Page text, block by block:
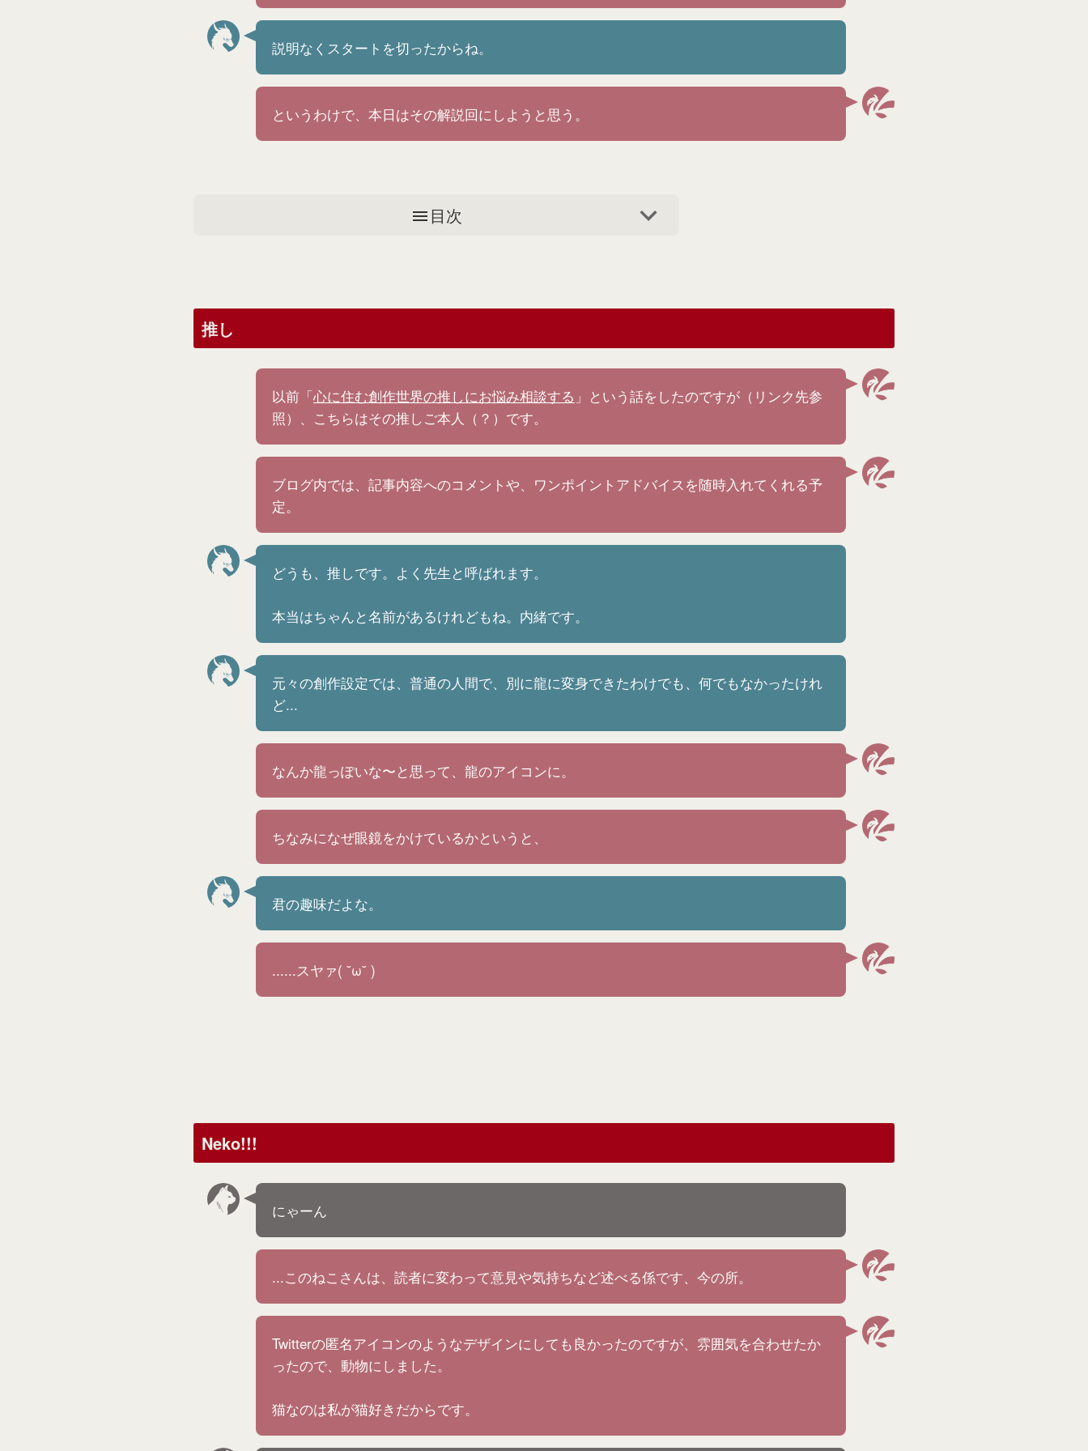
説明なくスタートを切ったからね。
というわけで、本日はその解説回にしようと思う。
目次
推し
以前「心に住む創作世界の推しにお悩み相談する 」という話をしたのですが（リンク先参
照）、こちらはその推しご本人（？）です。
ブログ内では、記事内容へのコメントや、ワンポイントアドバイスを随時入れてくれる予
定。
どうも、推しです。よく先生と呼ばれます。
本当はちゃんと名前があるけれどもね。内緒です。
元々の創作設定では、普通の人間で、別に龍に変身できたわけでも、何でもなかったけれ
ど...
なんか龍っぽいな〜と思って、龍のアイコンに。
ちなみになぜ眼鏡をかけているかというと、
君の趣味だよな。
......スヤァ( ˘ω˘ )
Neko!!!
にゃーん
...このねこさんは、読者に変わって意見や気持ちなど述べる係です、今の所。
Twitterの匿名アイコンのようなデザインにしても良かったのですが、雰囲気を合わせたか
ったので、動物にしました。
猫なのは私が猫好きだからです。